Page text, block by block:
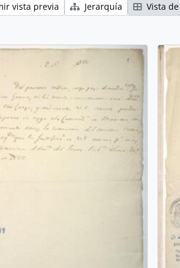
vista previa Jerarquía Vista